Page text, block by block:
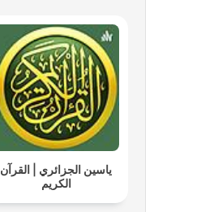
ياسين الجزائري | القرآن
الكريم